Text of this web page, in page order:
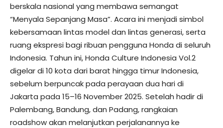
berskala nasional yang membawa semangat
“Menyala Sepanjang Masa”. Acara ini menjadi simbol
kebersamaan lintas model dan lintas generasi, serta
ruang ekspresi bagi ribuan pengguna Honda di seluruh
Indonesia. Tahun ini, Honda Culture Indonesia Vol.2
digelar di 10 kota dari barat hingga timur Indonesia,
sebelum berpuncak pada perayaan dua hari di
Jakarta pada 15–16 November 2025. Setelah hadir di
Palembang, Bandung, dan Padang, rangkaian
roadshow akan melanjutkan perjalanannya ke